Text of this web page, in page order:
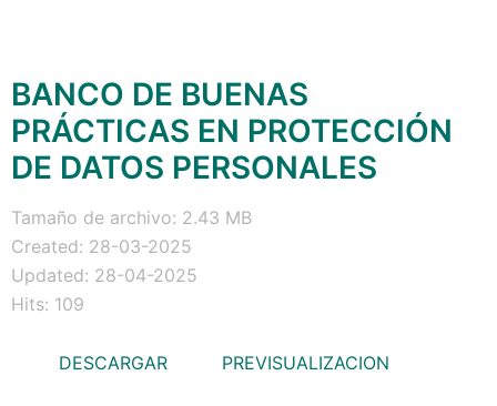
BANCO DE BUENAS
PRÁCTICAS EN PROTECCIÓN
DE DATOS PERSONALES
Tamaño de archivo: 2.43 MB
Created: 28-03-2025
Updated: 28-04-2025
Hits: 109
DESCARGAR PREVISUALIZACION